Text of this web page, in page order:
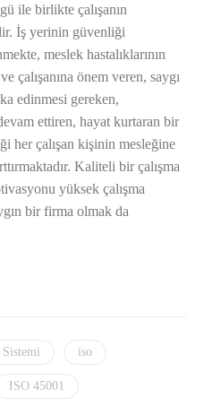
ile birlikte çalışanın
İş yerinin güvenliği
meslek hastalıklarının
çalışanına önem veren, saygı
edinmesi gereken,
ettiren, hayat kurtaran bir
her çalışan kişinin mesleğine
Kaliteli bir çalışma
yüksek çalışma
bir firma olmak da
iso
ISO 45001